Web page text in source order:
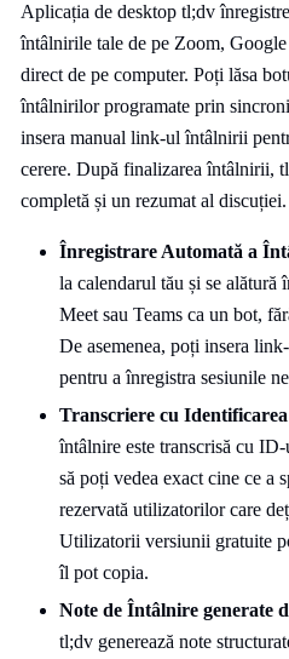
Aplicația de desktop tl;dv
întâlnirile tale de pe Zoom,
direct de pe computer. Poți lăsa
întâlnirilor programate prin
insera manual link-ul întâlnirii
cerere. După finalizarea întâlnirii,
completă și un rezumat al discuției.
Înregistrare Automată a
la calendarul tău și se
Meet sau Teams ca un bot,
De asemenea, poți insera
pentru a înregistra sesiunile
Transcriere cu
întâlnire este transcrisă cu
să poți vedea exact cine ce a
rezervată utilizatorilor care
Utilizatorii versiunii gratuite
îl pot copia.
Note de Întâlnire generate
tl;dv generează note